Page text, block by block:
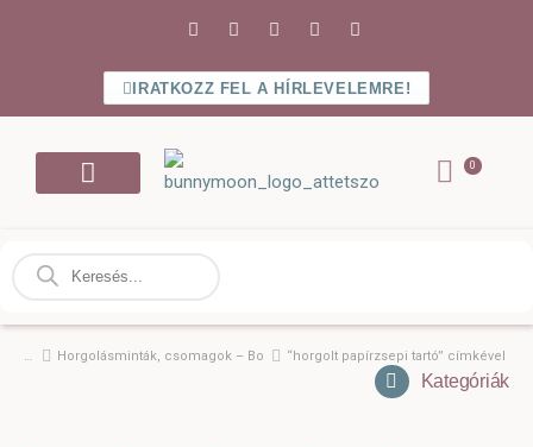
IRATKOZZ FEL A HÍRLEVELEMRE!
Ön itt van:
Horgolásminták, csomagok – Bolt “horgolt papírzsepi tartó” címkével
Kategóriák